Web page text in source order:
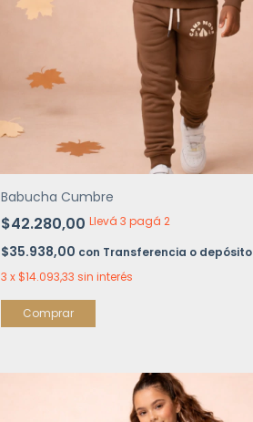
Babucha Cumbre
$42.280,00 Llevá 3 pagá 2
$35.938,00 con Transferencia o depósito
3 x $14.093,33 sin interés
Comprar